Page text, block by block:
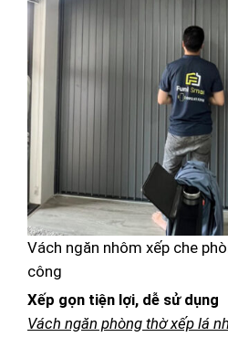
Vách ngăn nhôm xếp che
công
Xếp gọn tiện lợi, dễ sử dụng
Vách ngăn phòng thờ xếp lá